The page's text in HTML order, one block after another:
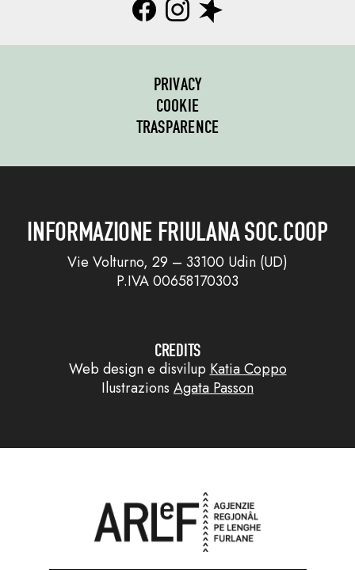
PRIVACY
COOKIE
TRASPARENCE
INFORMAZIONE FRIULANA SOC.COOP
Vie Volturno, 29 – 33100 Udin (UD)
P.IVA 00658170303
CREDITS
Web design e disvilup Katia Coppo
Ilustrazions Agata Passon